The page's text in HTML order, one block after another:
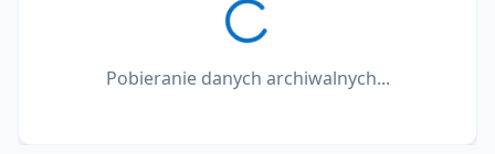
Pobieranie danych archiwalnych...